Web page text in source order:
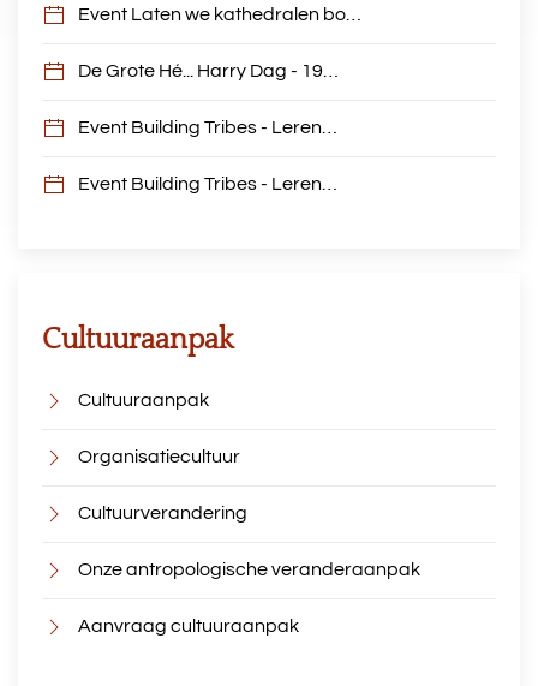
Event Laten we kathedralen bo…
De Grote Hé... Harry Dag - 19…
Event Building Tribes - Leren…
Event Building Tribes - Leren…
Cultuuraanpak
Cultuuraanpak
Organisatiecultuur
Cultuurverandering
Onze antropologische veranderaanpak
Aanvraag cultuuraanpak